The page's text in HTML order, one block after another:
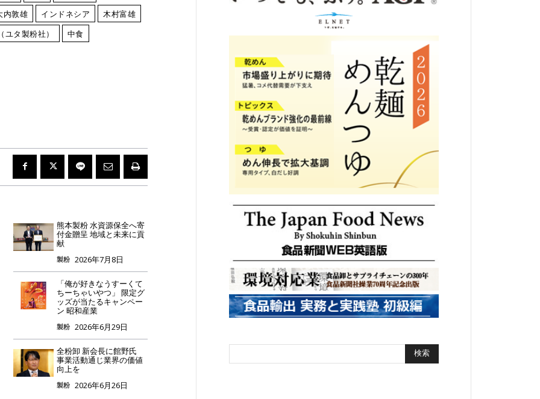
内敦雄
インドネシア
木村富雄
ユタ製粉社）
中食
熊本製粉 水資源保全へ寄
付金贈呈 地域と未来に貢
献
製粉 2026年7月8日
「俺が好きなうすーくて
ちーちゃいやつ」 限定グ
ッズが当たるキャンペー
ン 昭和産業
製粉 2026年6月29日
全粉卸 新会長に館野氏
事業活動通じ業界の価値
向上を
製粉 2026年6月26日